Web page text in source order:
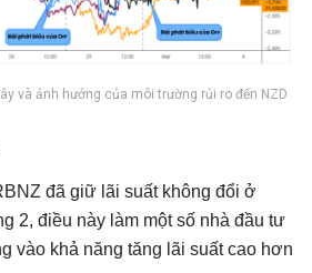
và ảnh hưởng của môi trường rủi ro đến NZD
đã giữ lãi suất không đổi ở
2, điều này làm một số nhà đầu tư
vào khả năng tăng lãi suất cao hơn